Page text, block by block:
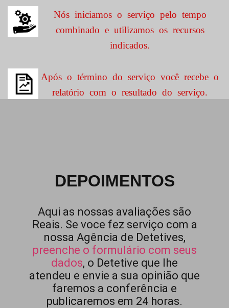
Nós iniciamos o serviço pelo tempo
combinado e utilizamos os recursos
indicados.
Após o término do serviço você recebe o
relatório com o resultado do serviço.
DEPOIMENTOS
Aqui as nossas avaliações são
Reais. Se voce fez serviço com a
nossa Agência de Detetives,
preenche o formulário com seus
dados, o Detetive que lhe
atendeu e envie a sua opinião que
faremos a conferência e
publicaremos em 24 horas.